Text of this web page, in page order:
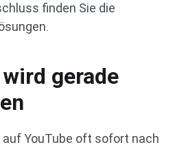
finden Sie die
gerade
YouTube oft sofort nach